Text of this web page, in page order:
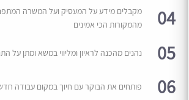
04
מקבלים מידע על המעסיק ועל המשרה
מהמקורות הכי אמינים
05 נהנים מהכנה לראיון ומליווי במשא ומתן על
06 פותחים את הבוקר עם חיוך במקום עבודה